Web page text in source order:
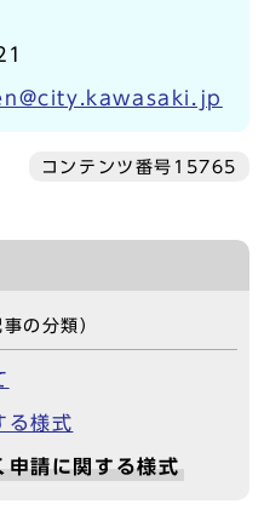
コンテンツ番号15765
事の分類）
る様式
申請に関する様式